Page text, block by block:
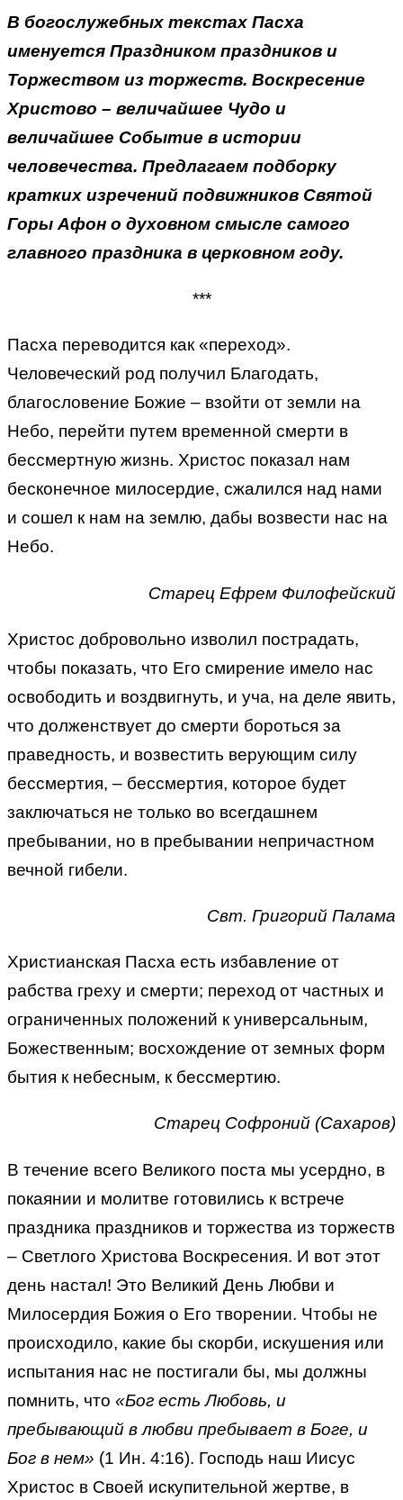
В богослужебных текстах Пасха
именуется Праздником праздников и
Торжеством из торжеств. Воскресение
Христово – величайшее Чудо и
величайшее Событие в истории
человечества. Предлагаем подборку
кратких изречений подвижников Святой
Горы Афон о духовном смысле самого
главного праздника в церковном году.
***
Пасха переводится как «переход».
Человеческий род получил Благодать,
благословение Божие – взойти от земли на
Небо, перейти путем временной смерти в
бессмертную жизнь. Христос показал нам
бесконечное милосердие, сжалился над нами
и сошел к нам на землю, дабы возвести нас на
Небо.
Старец Ефрем Филофейский
Христос добровольно изволил пострадать,
чтобы показать, что Его смирение имело нас
освободить и воздвигнуть, и уча, на деле явить,
что долженствует до смерти бороться за
праведность, и возвестить верующим силу
бессмертия, – бессмертия, которое будет
заключаться не только во всегдашнем
пребывании, но в пребывании непричастном
вечной гибели.
Свт. Григорий Палама
Христианская Пасха есть избавление от
рабства греху и смерти; переход от частных и
ограниченных положений к универсальным,
Божественным; восхождение от земных форм
бытия к небесным, к бессмертию.
Старец Софроний (Сахаров)
В течение всего Великого поста мы усердно, в
покаянии и молитве готовились к встрече
праздника праздников и торжества из торжеств
– Светлого Христова Воскресения. И вот этот
день настал! Это Великий День Любви и
Милосердия Божия о Его творении. Чтобы не
происходило, какие бы скорби, искушения или
испытания нас не постигали бы, мы должны
помнить, что «Бог есть Любовь, и
пребывающий в любви пребывает в Боге, и
Бог в нем» (1 Ин. 4:16). Господь наш Иисус
Христос в Своей искупительной жертве, в